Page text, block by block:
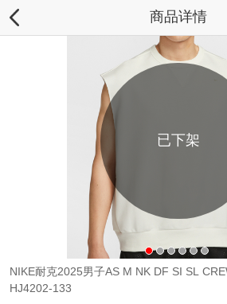
商品详情
已下架
NIKE耐克2025男子AS M NK DF SI SL
HJ4202-133